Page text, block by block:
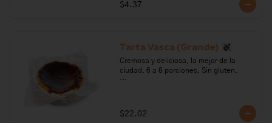
leche, galleta, margarina, gelatina,
sulfitos, soya
$4.37
Tarta Vasca (Grande)
Cremosa y deliciosa, la mejor de la
ciudad. 6 a 8 porciones. Sin gluten.
Alérgenos: leche, lactosa, soya.
$22.02